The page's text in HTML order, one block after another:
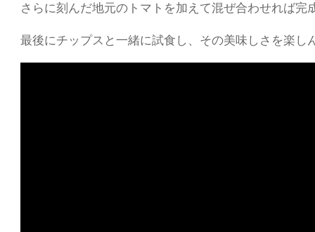
さらに刻んだ地元のトマトを加えて混ぜ合わせれば完
最後にチップスと一緒に試食し、その美味しさを楽し